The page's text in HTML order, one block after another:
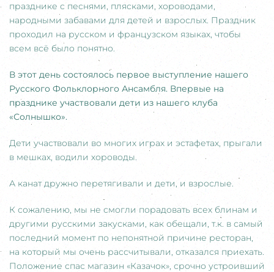
празднике с песнями, плясками, хороводами,
народными забавами для детей и взрослых. Праздник
проходил на русском и французском языках, чтобы
всем всё было понятно.
В этот день состоялось первое выступление нашего
Русского Фольклорного Ансамбля. Впервые на
празднике участвовали дети из нашего клуба
«Солнышко».
Дети участвовали во многих играх и эстафетах, прыгали
в мешках, водили хороводы.
А канат дружно перетягивали и дети, и взрослые.
К сожалению, мы не смогли порадовать всех блинам и
другими русскими закусками, как обещали, т.к. в самый
последний момент по непонятной причине ресторан,
на который мы очень рассчитывали, отказался приехать.
Положение спас магазин «Казачок», срочно устроивший